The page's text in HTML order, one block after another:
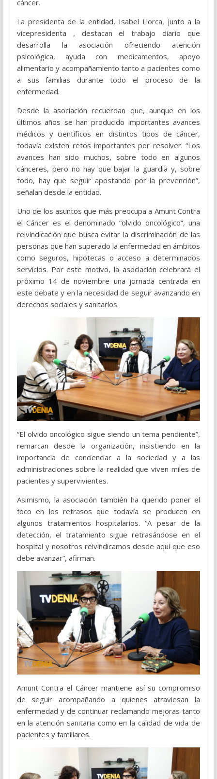
cáncer.
La presidenta de la entidad, Isabel Llorca, junto a la
vicepresidenta , destacan el trabajo diario que
desarrolla la asociación ofreciendo atención
psicológica, ayuda con medicamentos, apoyo
alimentario y acompañamiento tanto a pacientes como
a sus familias durante todo el proceso de la
enfermedad.
Desde la asociación recuerdan que, aunque en los
últimos años se han producido importantes avances
médicos y científicos en distintos tipos de cáncer,
todavía existen retos importantes por resolver. “Los
avances han sido muchos, sobre todo en algunos
cánceres, pero no hay que bajar la guardia y, sobre
todo, hay que seguir apostando por la prevención”,
señalan desde la entidad.
Uno de los asuntos que más preocupa a Amunt Contra
el Cáncer es el denominado “olvido oncológico”, una
reivindicación que busca evitar la discriminación de las
personas que han superado la enfermedad en ámbitos
como seguros, hipotecas o acceso a determinados
servicios. Por este motivo, la asociación celebrará el
próximo 14 de noviembre una jornada centrada en
este debate y en la necesidad de seguir avanzando en
derechos sociales y sanitarios.
“El olvido oncológico sigue siendo un tema pendiente”,
remarcan desde la organización, insistiendo en la
importancia de concienciar a la sociedad y a las
administraciones sobre la realidad que viven miles de
pacientes y supervivientes.
Asimismo, la asociación también ha querido poner el
foco en los retrasos que todavía se producen en
algunos tratamientos hospitalarios. “A pesar de la
detección, el tratamiento sigue retrasándose en el
hospital y nosotros reivindicamos desde aquí que eso
debe avanzar”, afirman.
Amunt Contra el Cáncer mantiene así su compromiso
de seguir acompañando a quienes atraviesan la
enfermedad y de continuar reclamando mejoras tanto
en la atención sanitaria como en la calidad de vida de
pacientes y familiares.